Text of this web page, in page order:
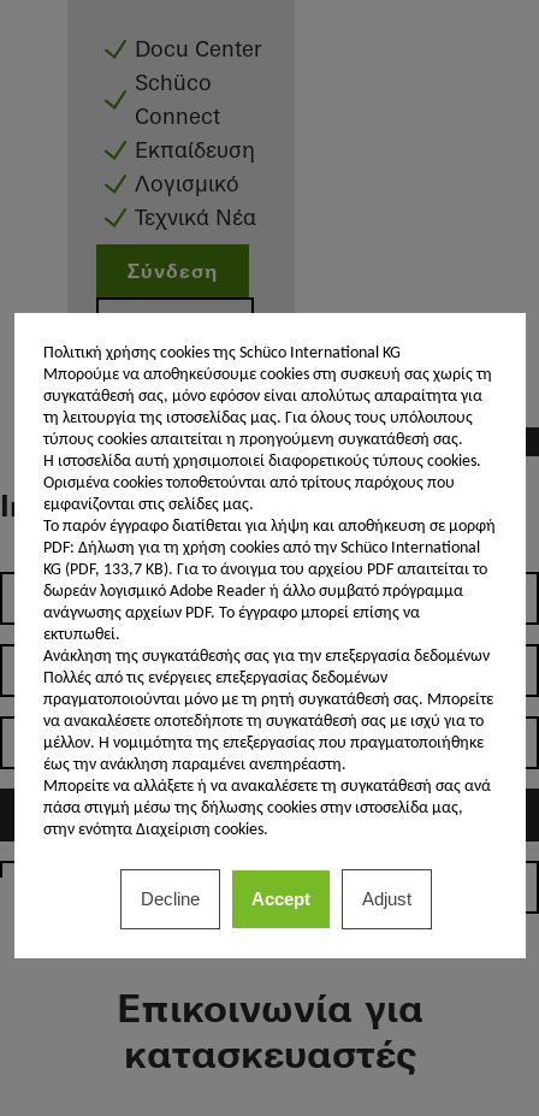
Docu Center
Schüco
Connect
Εκπαίδευση
Λογισμικό
Τεχνικά Νέα
Σύνδεση
Κατασκευαστές
Individual content – select your area
Επενδυτές
Ιδιοκτήτες κατοικίας
Αρχιτέκτονες
Κατασκευαστές
Homepage
Επικοινωνία για
κατασκευαστές
Πολιτική χρήσης cookies της Schüco International KG
Μπορούμε να αποθηκεύσουμε cookies στη συσκευή σας χωρίς τη
συγκατάθεσή σας, μόνο εφόσον είναι απολύτως απαραίτητα για
τη λειτουργία της ιστοσελίδας μας. Για όλους τους υπόλοιπους
τύπους cookies απαιτείται η προηγούμενη συγκατάθεσή σας.
Η ιστοσελίδα αυτή χρησιμοποιεί διαφορετικούς τύπους cookies.
Ορισμένα cookies τοποθετούνται από τρίτους παρόχους που
εμφανίζονται στις σελίδες μας.
Το παρόν έγγραφο διατίθεται για λήψη και αποθήκευση σε μορφή
PDF: Δήλωση για τη χρήση cookies από την Schüco International
KG (PDF, 133,7 KB). Για το άνοιγμα του αρχείου PDF απαιτείται το
δωρεάν λογισμικό Adobe Reader ή άλλο συμβατό πρόγραμμα
ανάγνωσης αρχείων PDF. Το έγγραφο μπορεί επίσης να
εκτυπωθεί.
Ανάκληση της συγκατάθεσής σας για την επεξεργασία δεδομένων
Πολλές από τις ενέργειες επεξεργασίας δεδομένων
πραγματοποιούνται μόνο με τη ρητή συγκατάθεσή σας. Μπορείτε
να ανακαλέσετε οποτεδήποτε τη συγκατάθεσή σας με ισχύ για το
μέλλον. Η νομιμότητα της επεξεργασίας που πραγματοποιήθηκε
έως την ανάκληση παραμένει ανεπηρέαστη.
Μπορείτε να αλλάξετε ή να ανακαλέσετε τη συγκατάθεσή σας ανά
πάσα στιγμή μέσω της δήλωσης cookies στην ιστοσελίδα μας,
στην ενότητα Διαχείριση cookies.
Decline Accept Adjust